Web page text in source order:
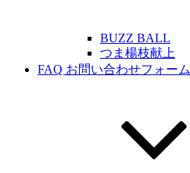
BUZZ BALL
つま楊枝献上
FAQ お問い合わせフォーム